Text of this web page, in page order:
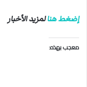
إضغط هنالمزيد الأخبار
معجب بهذه: